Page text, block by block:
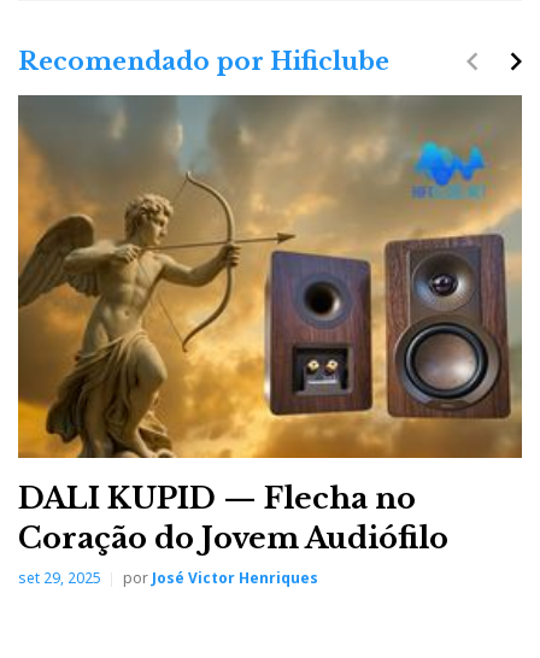
Recomendado por Hificlube
DALI KUPID — Flecha no
Coração do Jovem Audiófilo
set 29, 2025 porJosé Victor Henriques
navigate_next
navigate_before